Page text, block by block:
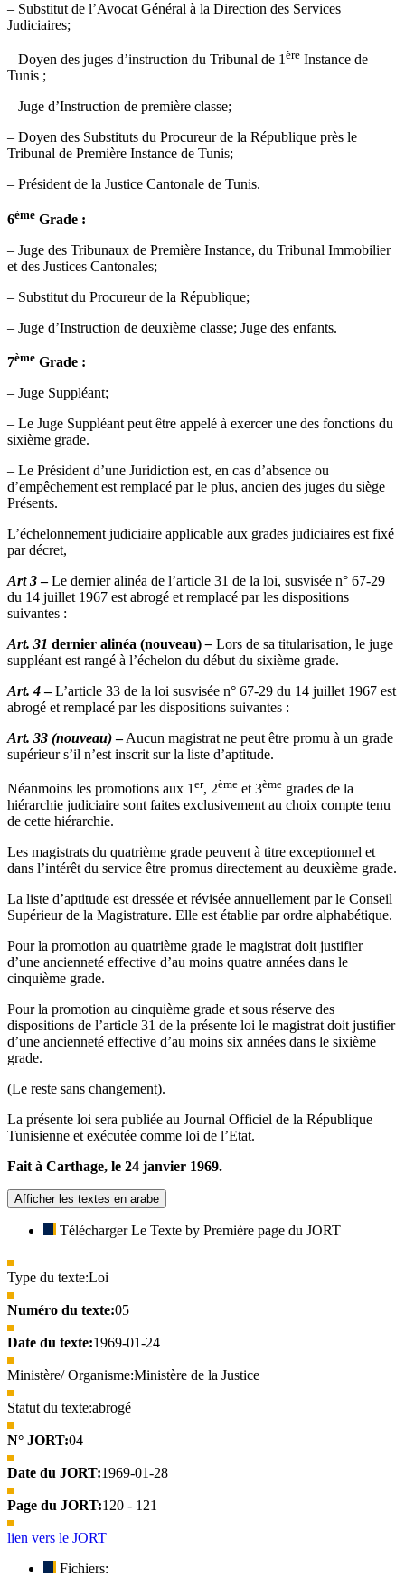
– Substitut de l’Avocat Général à la Direction des Services
Judiciaires;
– Doyen des juges d’instruction du Tribunal de 1 ère Instance de
Tunis ;
– Juge d’Instruction de première classe;
– Doyen des Substituts du Procureur de la République près le
Tribunal de Première Instance de Tunis;
– Président de la Justice Cantonale de Tunis.
6ème Grade :
– Juge des Tribunaux de Première Instance, du Tribunal Immobilier
et des Justices Cantonales;
– Substitut du Procureur de la République;
– Juge d’Instruction de deuxième classe; Juge des enfants.
7ème Grade :
– Juge Suppléant;
– Le Juge Suppléant peut être appelé à exercer une des fonctions du
sixième grade.
– Le Président d’une Juridiction est, en cas d’absence ou
d’empêchement est remplacé par le plus, ancien des juges du siège
Présents.
L’échelonnement judiciaire applicable aux grades judiciaires est fixé
par décret,
Art 3 –Le dernier alinéa de l’article 31 de la loi, susvisée n° 67-29
du 14 juillet 1967 est abrogé et remplacé par les dispositions
suivantes :
Art. 31 dernier alinéa (nouveau) – Lors de sa titularisation, le juge
suppléant est rangé à l’échelon du début du sixième grade.
Art. 4 –L’article 33 de la loi susvisée n° 67-29 du 14 juillet 1967 est
abrogé et remplacé par les dispositions suivantes :
Art. 33 (nouveau) –Aucun magistrat ne peut être promu à un grade
supérieur s’il n’est inscrit sur la liste d’aptitude.
Néanmoins les promotions aux 1 er, 2ème et 3ème grades de la
hiérarchie judiciaire sont faites exclusivement au choix compte tenu
de cette hiérarchie.
Les magistrats du quatrième grade peuvent à titre exceptionnel et
dans l’intérêt du service être promus directement au deuxième grade.
La liste d’aptitude est dressée et révisée annuellement par le Conseil
Supérieur de la Magistrature. Elle est établie par ordre alphabétique.
Pour la promotion au quatrième grade le magistrat doit justifier
d’une ancienneté effective d’au moins quatre années dans le
cinquième grade.
Pour la promotion au cinquième grade et sous réserve des
dispositions de l’article 31 de la présente loi le magistrat doit justifier
d’une ancienneté effective d’au moins six années dans le sixième
grade.
(Le reste sans changement).
La présente loi sera publiée au Journal Officiel de la République
Tunisienne et exécutée comme loi de l’Etat.
Fait à Carthage, le 24 janvier 1969.
Afficher les textes en arabe
Télécharger Le Texte by Première page du JORT
Type du texte:Loi
Numéro du texte:05
Date du texte:1969-01-24
Ministère/ Organisme:Ministère de la Justice
Statut du texte:abrogé
N° JORT:04
Date du JORT:1969-01-28
Page du JORT:120 - 121
lien vers le JORT
Fichiers: